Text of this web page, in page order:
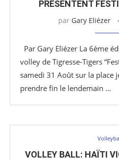
PRÉSENTENT
par Gary Eliézer
Par Gary Eliézer La 6ème
volley de Tigresse-Tigers
samedi 31 Août sur la place
prendre fin le lendemain …
VOLLEY BALL: HAÏTI